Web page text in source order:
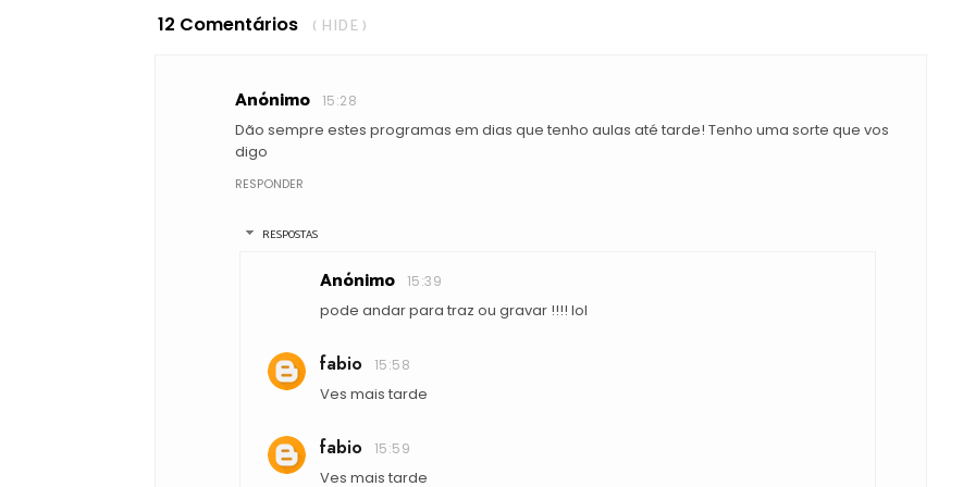
12 Comentários ( HIDE )
Anónimo 15:28
Dão sempre estes programas em dias que tenho aulas até tarde! Tenho uma sorte que vos
digo
RESPONDER
RESPOSTAS
Anónimo 15:39
pode andar para traz ou gravar !!!! lol
fabio 15:58
Ves mais tarde
fabio 15:59
Ves mais tarde